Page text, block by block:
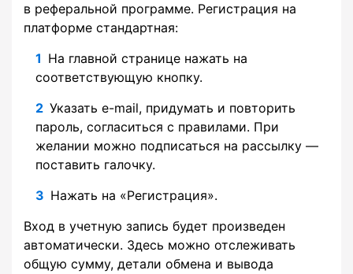
в реферальной программе. Регистрация на
платформе стандартная:
На главной странице нажать на
соответствующую кнопку.
Указать e-mail, придумать и повторить
пароль, согласиться с правилами. При
желании можно подписаться на рассылку —
поставить галочку.
Нажать на «Регистрация».
Вход в учетную запись будет произведен
автоматически. Здесь можно отслеживать
общую сумму, детали обмена и вывода